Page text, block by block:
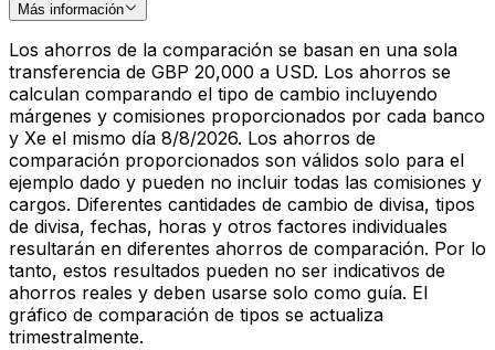
Más información
Los ahorros de la comparación se basan en una sola
transferencia de GBP 20,000 a USD. Los ahorros se
calculan comparando el tipo de cambio incluyendo
márgenes y comisiones proporcionados por cada banco
y Xe el mismo día 8/8/2026. Los ahorros de
comparación proporcionados son válidos solo para el
ejemplo dado y pueden no incluir todas las comisiones y
cargos. Diferentes cantidades de cambio de divisa, tipos
de divisa, fechas, horas y otros factores individuales
resultarán en diferentes ahorros de comparación. Por lo
tanto, estos resultados pueden no ser indicativos de
ahorros reales y deben usarse solo como guía. El
gráfico de comparación de tipos se actualiza
trimestralmente.